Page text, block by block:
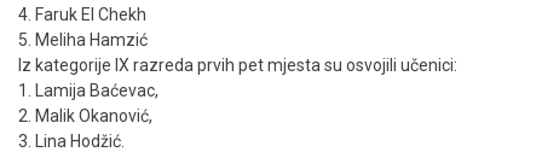
4. Faruk El Chekh
5. Meliha Hamzić
Iz kategorije IX razreda prvih pet mjesta su osvojili učenici:
1. Lamija Baćevac,
2. Malik Okanović,
3. Lina Hodžić.